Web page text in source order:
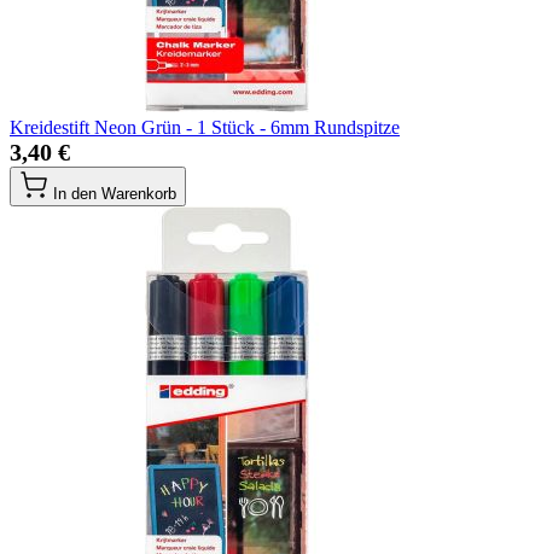
Kreidestift Neon Grün - 1 Stück - 6mm Rundspitze
3,40 €
In den Warenkorb